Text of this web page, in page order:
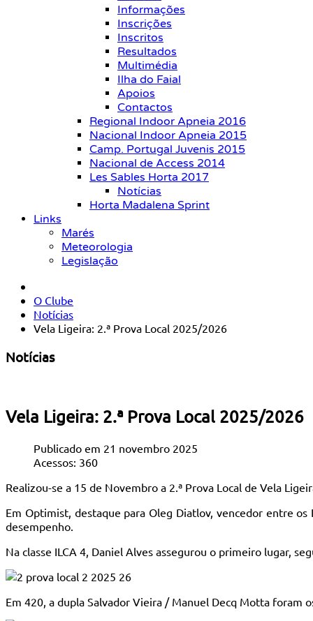
Informações
Inscrições
Inscritos
Resultados
Multimédia
Ilha do Faial
Apoios
Contactos
Regional Indoor Apneia 2016
Nacional Indoor Apneia 2015
Camp. Portugal Juvenis 2015
Nacional de Access 2014
Les Sables Horta 2017
Notícias
Horta Madalena Sprint
Links
Marés
Meteorologia
Legislação
O Clube
Notícias
Vela Ligeira: 2.ª Prova Local 2025/2026
Notícias
Vela Ligeira: 2.ª Prova Local 2025/2026
Publicado em 21 novembro 2025
Acessos: 360
Realizou-se a 15 de Novembro a 2.ª Prova Local de Vela
Em Optimist, destaque para Oleg Diatlov, vencedor entre
desempenho.
Na classe ILCA 4, Daniel Alves assegurou o primeiro lugar,
Em 420, a dupla Salvador Vieira / Manuel Decq Motta foram